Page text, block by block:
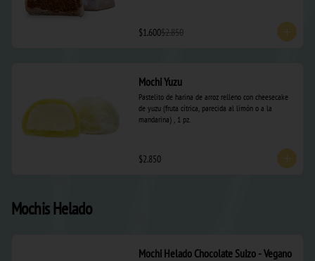
$1.600$2.850
Mochi Yuzu
Pastelito de harina de arroz relleno con cheesecake
de yuzu (fruta cítrica, parecida al limón o a la
mandarina) , 1 pz.
$2.850
Mochis Helado
Mochi Helado Chocolate Suizo - Vegano